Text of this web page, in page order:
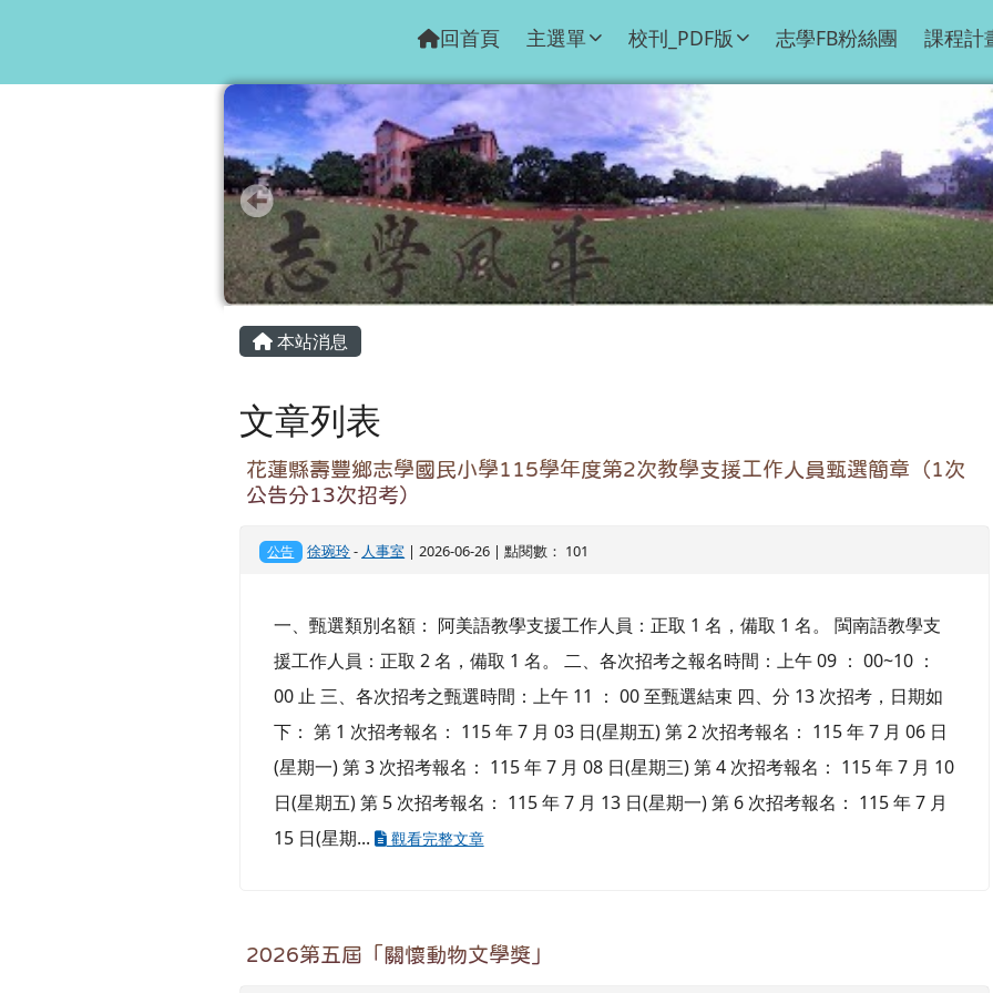
回首頁 主選單 校刊_PDF版 志學FB粉絲團 課程計
主內容區域
本站消息
文章列表
花蓮縣壽豐鄉志學國民小學115學年度第2次教學支援工作人員甄選簡章（1次
公告分13次招考）
公告 徐琬玲- 人事室 | 2026-06-26 | 點閱數： 101
一、甄選類別名額： 阿美語教學支援工作人員：正取 1 名，備取 1 名。 閩南語教學支
援工作人員：正取 2 名，備取 1 名。 二、各次招考之報名時間：上午 09 ： 00~10 ：
00 止 三、各次招考之甄選時間：上午 11 ： 00 至甄選結束 四、分 13 次招考，日期如
下： 第 1 次招考報名： 115 年 7 月 03 日(星期五) 第 2 次招考報名： 115 年 7 月 06 日
(星期一) 第 3 次招考報名： 115 年 7 月 08 日(星期三) 第 4 次招考報名： 115 年 7 月 10
日(星期五) 第 5 次招考報名： 115 年 7 月 13 日(星期一) 第 6 次招考報名： 115 年 7 月
15 日(星期...
觀看完整文章
2026第五屆「關懷動物文學獎」